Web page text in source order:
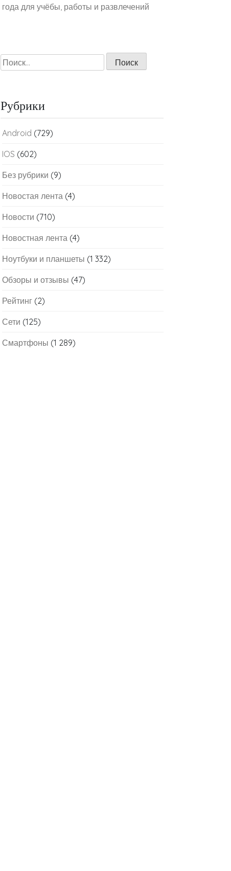
года для учёбы, работы и развлечений
Найти:
Рубрики
Android (729)
IOS (602)
Без рубрики (9)
Новостая лента (4)
Новости (710)
Новостная лента (4)
Ноутбуки и планшеты (1 332)
Обзоры и отзывы (47)
Рейтинг (2)
Сети (125)
Смартфоны (1 289)